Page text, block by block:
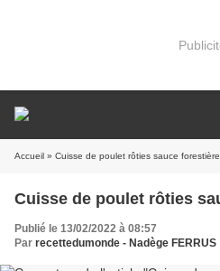
Accueil » Cuisse de poulet rôties sauce forestière
Cuisse de poulet rôties
Publié le 13/02/2022 à 08:57
Par recettedumonde - Nadège FERRUS